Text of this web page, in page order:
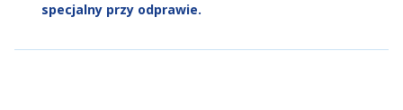
specjalny przy odprawie.